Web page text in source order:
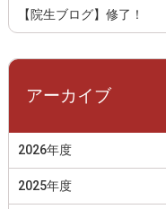
【院生ブログ】修了！
アーカイブ
2026年度
2025年度